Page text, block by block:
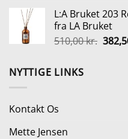
pris
var:
L:A Bruket 203
fra LA Bruket
510,00kr. Den
NYTTIGE LINKS
Kontakt Os
Mette Jensen